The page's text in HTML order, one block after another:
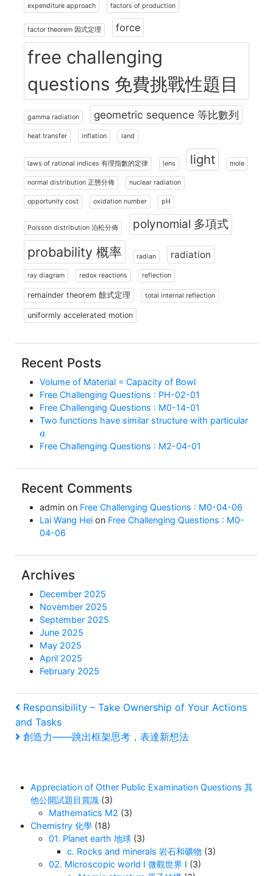
expenditure approach factors of production
factor theorem 因式定理 force
free challenging
questions 免費挑戰性題目
gamma radiation geometric sequence 等比數列
heat transfer inflation land
laws of rational indices 有理指數的定律 lens light mole
normal distribution 正態分佈 nuclear radiation
opportunity cost oxidation number pH
Poisson distribution 泊松分佈 polynomial 多項式
probability 概率 radian radiation
ray diagram redox reactions reflection
remainder theorem 餘式定理 total internal reflection
uniformly accelerated motion
Recent Posts
Volume of Material = Capacity of Bowl
Free Challenging Questions : PH-02-01
Free Challenging Questions : M0-14-01
Two functions have similar structure with particular
a
Free Challenging Questions : M2-04-01
Recent Comments
admin on Free Challenging Questions : M0-04-06
Lai Wang Hei on Free Challenging Questions : M0-
04-06
Archives
December 2025
November 2025
September 2025
June 2025
May 2025
April 2025
February 2025
Post
navigation
Previous
Post
Responsibility – Take Ownership of Your Actions
and Tasks
Next
創造力——跳出框架思考，表達新想法
Appreciation of Other Public Examination Questions 其
他公開試題目賞識 (3)
Mathematics M2 (3)
Chemistry 化學 (18)
01. Planet earth 地球 (3)
c. Rocks and minerals 岩石和礦物 (3)
02. Microscopic world I 微觀世界 I (3)